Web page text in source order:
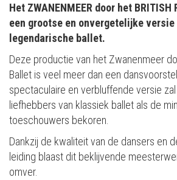
Het ZWANENMEER door het BRITISH
een grootse en onvergetelijke
legendarische ballet.
Deze productie van het Zwanenmeer
Ballet is veel meer dan een
spectaculaire en verbluffende versie
liefhebbers van klassiek ballet als de
toeschouwers bekoren.
Dankzij de kwaliteit van de dansers en
leiding blaast dit beklijvende
omver.